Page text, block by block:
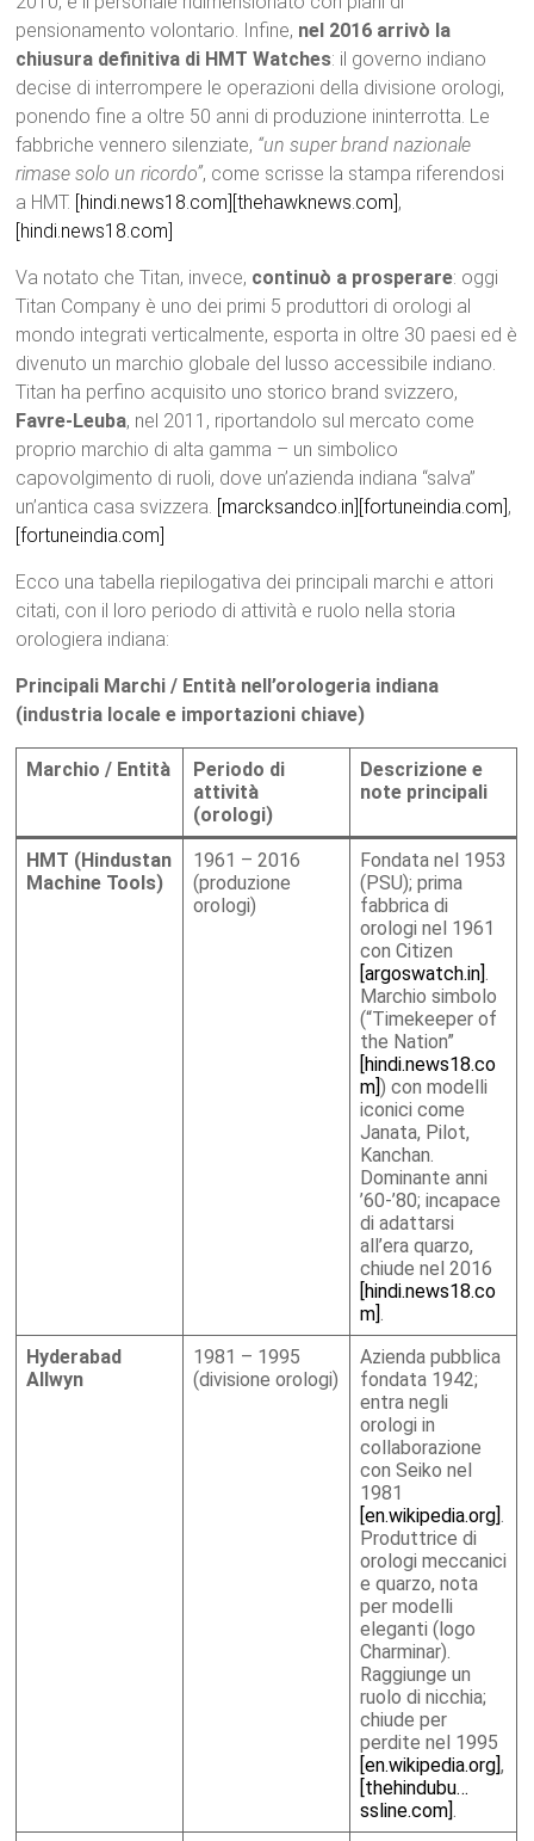
pensionamento volontario. Infine, nel 2016 arrivò la
chiusura definitiva di HMT Watches: il governo indiano
decise di interrompere le operazioni della divisione orologi,
ponendo fine a oltre 50 anni di produzione ininterrotta. Le
fabbriche vennero silenziate, “un super brand nazionale
rimase solo un ricordo”, come scrisse la stampa riferendosi
a HMT. [hindi.news18.com] [thehawknews.com],
[hindi.news18.com]
Va notato che Titan, invece, continuò a prosperare: oggi
Titan Company è uno dei primi 5 produttori di orologi al
mondo integrati verticalmente, esporta in oltre 30 paesi ed è
divenuto un marchio globale del lusso accessibile indiano.
Titan ha perfino acquisito uno storico brand svizzero,
Favre-Leuba, nel 2011, riportandolo sul mercato come
proprio marchio di alta gamma – un simbolico
capovolgimento di ruoli, dove un’azienda indiana “salva”
un’antica casa svizzera. [marcksandco.in] [fortuneindia.com],
[fortuneindia.com]
Ecco una tabella riepilogativa dei principali marchi e attori
citati, con il loro periodo di attività e ruolo nella storia
orologiera indiana:
Principali Marchi / Entità nell’orologeria indiana
(industria locale e importazioni chiave)
Marchio / Entità
Periodo di
attività
(orologi)
Descrizione e
note principali
HMT (Hindustan
Machine Tools)
1961 – 2016
(produzione
orologi)
Fondata nel 1953
(PSU); prima
fabbrica di
orologi nel 1961
con Citizen
[argoswatch.in].
Marchio simbolo
(“Timekeeper of
the Nation”
[hindi.news18.co
m]) con modelli
iconici come
Janata, Pilot,
Kanchan.
Dominante anni
’60-’80; incapace
di adattarsi
all’era quarzo,
chiude nel 2016
[hindi.news18.co
m].
Hyderabad
Allwyn
1981 – 1995
(divisione orologi)
Azienda pubblica
fondata 1942;
entra negli
orologi in
collaborazione
con Seiko nel
1981
[en.wikipedia.org].
Produttrice di
orologi meccanici
e quarzo, nota
per modelli
eleganti (logo
Charminar).
Raggiunge un
ruolo di nicchia;
chiude per
perdite nel 1995
[en.wikipedia.org],
[thehindubu…
ssline.com].